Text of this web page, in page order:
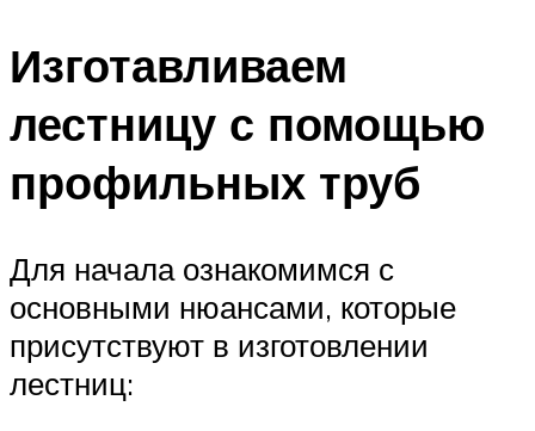
Изготавливаем
лестницу с помощью
профильных труб
Для начала ознакомимся с
основными нюансами, которые
присутствуют в изготовлении
лестниц: